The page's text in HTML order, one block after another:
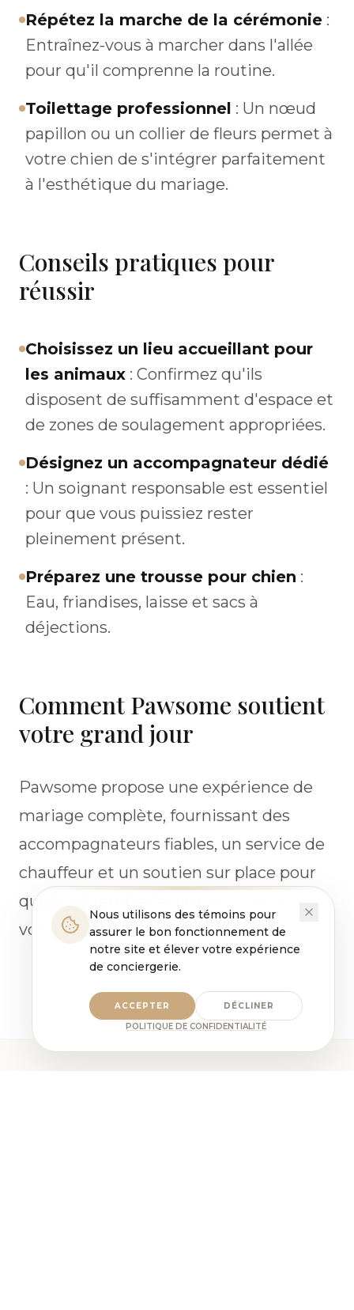
Répétez la marche de la cérémonie :
Entraînez-vous à marcher dans l'allée
pour qu'il comprenne la routine.
Toilettage professionnel : Un nœud
papillon ou un collier de fleurs permet à
votre chien de s'intégrer parfaitement
à l'esthétique du mariage.
Conseils pratiques pour
réussir
Choisissez un lieu accueillant pour
les animaux : Confirmez qu'ils
disposent de suffisamment d'espace et
de zones de soulagement appropriées.
Désignez un accompagnateur dédié
: Un soignant responsable est essentiel
pour que vous puissiez rester
pleinement présent.
Préparez une trousse pour chien :
Eau, friandises, laisse et sacs à
déjections.
Comment Pawsome soutient
votre grand jour
Pawsome propose une expérience de
mariage complète, fournissant des
accompagnateurs fiables, un service de
chauffeur et un soutien sur place pour
que tout semble facile pour vous et
votre compagnon.
Nous utilisons des témoins pour
assurer le bon fonctionnement de
notre site et élever votre expérience
de conciergerie.
ACCEPTER
DÉCLINER
POLITIQUE DE CONFIDENTIALITÉ